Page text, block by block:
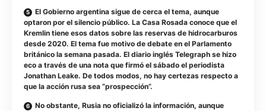
El Gobierno argentina sigue de cerca el tema, aunque
optaron por el silencio público. La Casa Rosada conoce que el
Kremlin tiene esos datos sobre las reservas de hidrocarburos
desde 2020. El tema fue motivo de debate en el Parlamento
británico la semana pasada. El diario inglés Telegraph se hizo
eco a través de una nota que firmó el sábado el periodista
Jonathan Leake. De todos modos, no hay certezas respecto a
que la acción rusa sea “prospección”.
No obstante, Rusia no oficializó la información, aunque